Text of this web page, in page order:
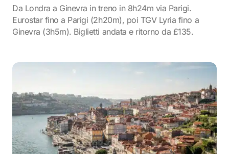
Da Londra a Ginevra in treno in 8h24m via Parigi.
Eurostar fino a Parigi (2h20m), poi TGV Lyria fino a
Ginevra (3h5m). Biglietti andata e ritorno da £135.